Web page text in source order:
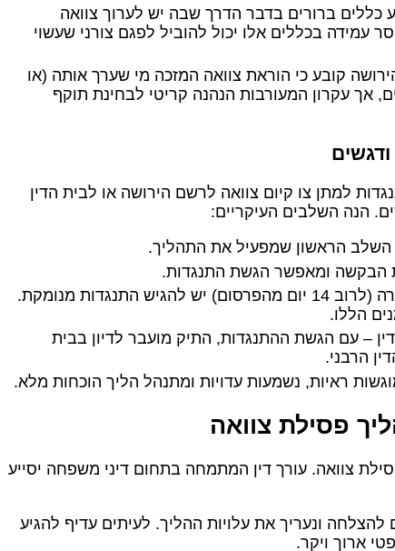
כללים ברורים בדבר הדרך שבה יש לערוך צוואה
עמידה בכללים אלו יכול להוביל לפגם צורני שעשוי
– סעיף 35 לחוק הירושה קובע כי הוראת צוואה המזכה מי שערך אותה (או
אך עקרון המעורבות הנהנה קריטי לבחינת תוקף
למתן צו קיום צוואה לרשם הירושה או לבית הדין
הנה השלבים העיקריים:
השלב הראשון שמפעיל את התהליך.
הבקשה ומאפשר הגשת התנגדות.
הגשת התנגדות – בתוך תקופה קצרה (לרוב 14 יום מהפרסום) יש להגיש התנגדות מנומקת.
הללו.
– עם הגשת ההתנגדות, התיק מועבר לדיון בבית
הרבני.
ראיות, נשמעות עדויות ומתנהל הליך הוכחות מלא.
פסילת צוואה
צוואה. עורך דין המתמחה בתחום דיני משפחה יסייע
להצלחה ונעריך את עלויות ההליך. לעיתים עדיף להגיע
ארוך ויקר.